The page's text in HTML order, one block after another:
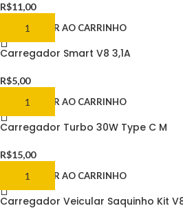
R$11,00
ADICIONAR AO CARRINHO
Carregador Smart V8 3,1A
R$5,00
ADICIONAR AO CARRINHO
Carregador Turbo 30W Type C M
R$15,00
ADICIONAR AO CARRINHO
Carregador Veicular Saquinho Kit